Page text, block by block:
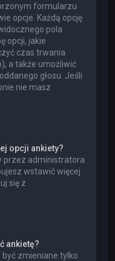
formularzu
opcje. Każdą opcję
pola
opcji, jakie
czas trwania
a także umożliwić
głosu. Jeśli
nie masz
opcji ankiety?
przez administratora
wstawić więcej
się z
ankietę?
być zmieniane tylko